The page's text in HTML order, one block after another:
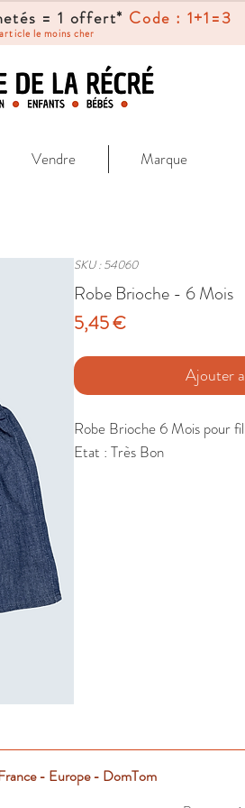
= 1 offert* Code : 1+1=3
le moins cher
Vendre Marque
SKU : 54060
Robe Brioche - 6 Mois
5,45 €Prix
Ajouter
Robe Brioche 6 Mois pour
Etat : Très Bon
- Europe - DomTom